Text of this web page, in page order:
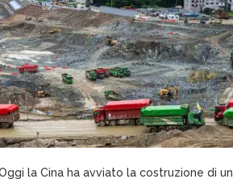
Oggi la Cina ha avviato la costruzione di un